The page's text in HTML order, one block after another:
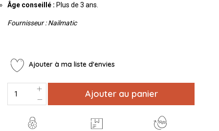
Âge conseillé : Plus de 3 ans.
Fournisseur : Nailmatic
Ajouter à ma liste d'envies
Ajouter au panier